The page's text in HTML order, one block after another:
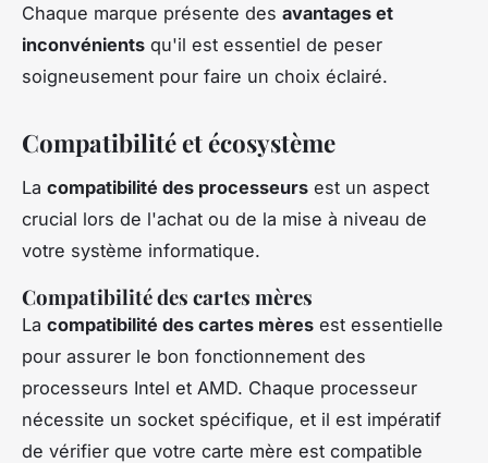
Chaque marque présente des avantages et
inconvénients qu'il est essentiel de peser
soigneusement pour faire un choix éclairé.
Compatibilité et écosystème
La compatibilité des processeurs est un aspect
crucial lors de l'achat ou de la mise à niveau de
votre système informatique.
Compatibilité des cartes mères
La compatibilité des cartes mères est essentielle
pour assurer le bon fonctionnement des
processeurs Intel et AMD. Chaque processeur
nécessite un socket spécifique, et il est impératif
de vérifier que votre carte mère est compatible